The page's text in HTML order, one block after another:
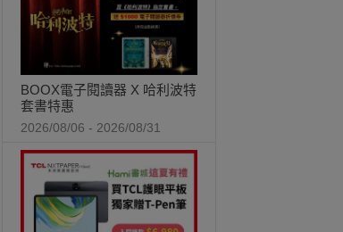
BOOX電子閱讀器 X 哈利波特
套書特惠
2026/08/06 - 2026/08/31